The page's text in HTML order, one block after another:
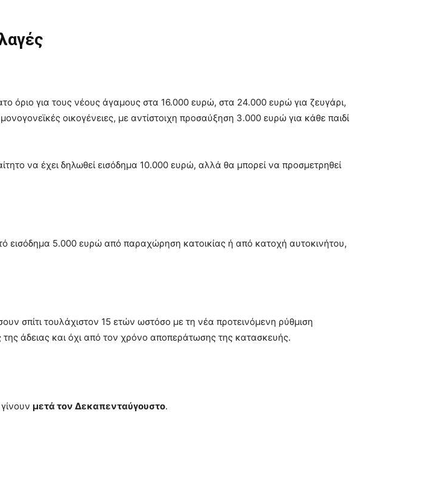
όριο για τους νέους άγαμους στα 16.000 ευρώ, στα 24.000 ευρώ για ζευγάρι,
οικογένειες, με αντίστοιχη προσαύξηση 3.000 ευρώ για κάθε παιδί
να έχει δηλωθεί εισόδημα 10.000 ευρώ, αλλά θα μπορεί να προσμετρηθεί
εισόδημα 5.000 ευρώ από παραχώρηση κατοικίας ή από κατοχή αυτοκινήτου,
σπίτι τουλάχιστον 15 ετών ωστόσο με τη νέα προτεινόμενη ρύθμιση
της άδειας και όχι από τον χρόνο αποπεράτωσης της κατασκευής.
μετά τον Δεκαπενταύγουστο.